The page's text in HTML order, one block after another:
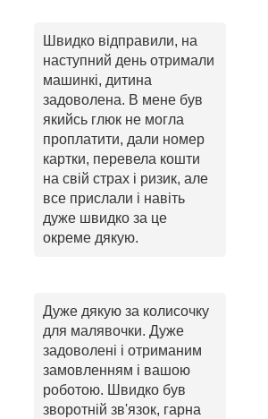
Швидко відправили, на
наступний день отримали
машинкі, дитина
задоволена. В мене був
якийсь глюк не могла
проплатити, дали номер
картки, перевела кошти
на свій страх і ризик, але
все прислали і навіть
дуже швидко за це
окреме дякую.
Дуже дякую за колисочку
для малявочки. Дуже
задоволені і отриманим
замовленням і вашою
роботою. Швидко був
зворотній зв'язок, гарна